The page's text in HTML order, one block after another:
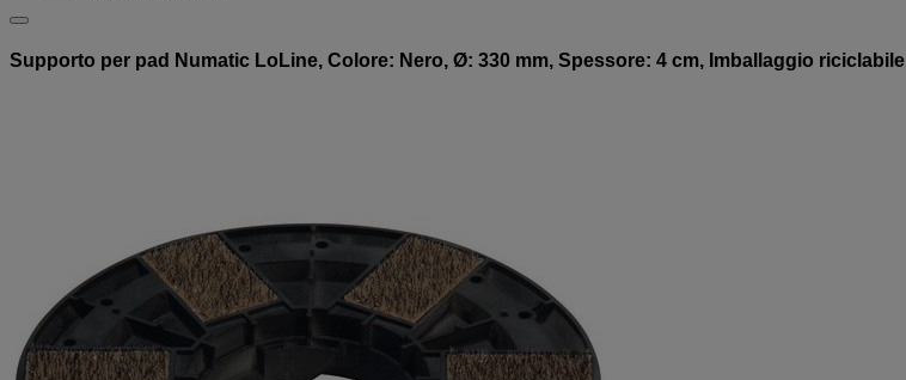
Supporto per pad Numatic LoLine, Colore: Nero, Ø: 330 mm, Spessore: 4 cm, Imballaggio